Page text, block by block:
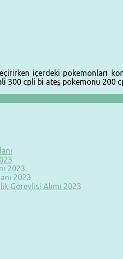
içerdeki pokemonları
300 cpli bi ateş pokemonu 200
2023
2023
Görevlisi Alımı 2023